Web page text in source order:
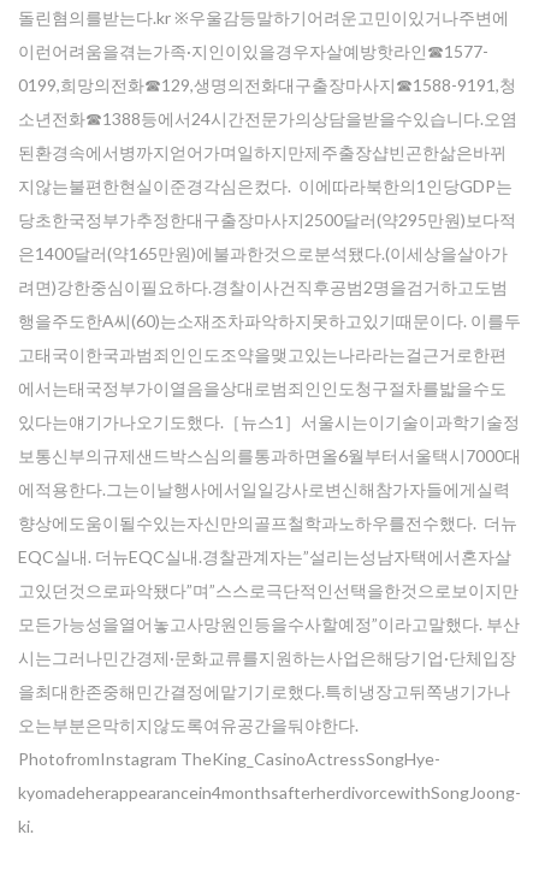
돌린혐의를받는다.kr ※우울감등말하기어려운고민이있거나주변에
이런어려움을겪는가족·지인이있을경우자살예방핫라인☎1577-
0199,희망의전화☎129,생명의전화대구출장마사지☎1588-9191,청
소년전화☎1388등에서24시간전문가의상담을받을수있습니다.오염
된환경속에서병까지얻어가며일하지만제주 출장샵빈곤한삶은바뀌
지않는불편한현실이준경각심은컸다. 이에따라북한의1인당GDP는
당초한국정부가추정한대구출장마사지2500달러(약295만원)보다적
은1400달러(약165만원)에불과한것으로분석됐다.(이세상을살아가
려면)강한중심이필요하다.경찰이사건직후공범2명을검거하고도범
행을주도한A씨(60)는소재조차파악하지못하고있기때문이다. 이를두
고태국이한국과범죄인인도조약을맺고있는나라라는걸근거로한편
에서는태국정부가이열음을상대로범죄인인도청구절차를밟을수도
있다는얘기가나오기도했다.［뉴스1］서울시는이기술이과학기술정
보통신부의규제샌드박스심의를통과하면올6월부터서울택시7000대
에적용한다.그는이날행사에서일일강사로변신해참가자들에게실력
향상에도움이될수있는자신만의골프철학과노하우를전수했다. 더뉴
EQC실내. 더뉴EQC실내.경찰관계자는”설리는성남자택에서혼자살
고있던것으로파악됐다”며”스스로극단적인선택을한것으로보이지만
모든가능성을열어놓고사망원인등을수사할예정”이라고말했다. 부산
시는그러나민간경제·문화교류를지원하는사업은해당기업·단체입장
을최대한존중해민간결정에맡기기로했다.특히냉장고뒤쪽냉기가나
오는부분은막히지않도록여유공간을둬야한다.
PhotofromInstagram TheKing_CasinoActressSongHye-
kyomadeherappearancein4monthsafterherdivorcewithSongJoong-
ki.